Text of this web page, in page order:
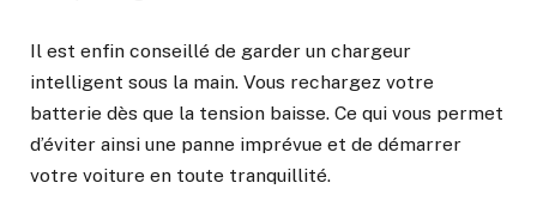
Il est enfin conseillé de garder un chargeur
intelligent sous la main. Vous rechargez votre
batterie dès que la tension baisse. Ce qui vous permet
d’éviter ainsi une panne imprévue et de démarrer
votre voiture en toute tranquillité.